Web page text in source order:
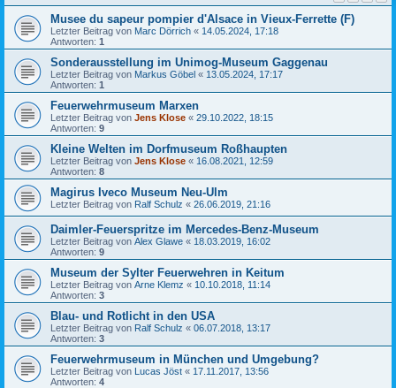
Musee du sapeur pompier d'Alsace in Vieux-Ferrette (F)
Letzter Beitrag von Marc Dörrich « 14.05.2024, 17:18
Antworten: 1
Sonderausstellung im Unimog-Museum Gaggenau
Letzter Beitrag von Markus Göbel « 13.05.2024, 17:17
Antworten: 1
Feuerwehrmuseum Marxen
Letzter Beitrag von Jens Klose « 29.10.2022, 18:15
Antworten: 9
Kleine Welten im Dorfmuseum Roßhaupten
Letzter Beitrag von Jens Klose « 16.08.2021, 12:59
Antworten: 8
Magirus Iveco Museum Neu-Ulm
Letzter Beitrag von Ralf Schulz « 26.06.2019, 21:16
Daimler-Feuerspritze im Mercedes-Benz-Museum
Letzter Beitrag von Alex Glawe « 18.03.2019, 16:02
Antworten: 9
Museum der Sylter Feuerwehren in Keitum
Letzter Beitrag von Arne Klemz « 10.10.2018, 11:14
Antworten: 3
Blau- und Rotlicht in den USA
Letzter Beitrag von Ralf Schulz « 06.07.2018, 13:17
Antworten: 3
Feuerwehrmuseum in München und Umgebung?
Letzter Beitrag von Lucas Jöst « 17.11.2017, 13:56
Antworten: 4